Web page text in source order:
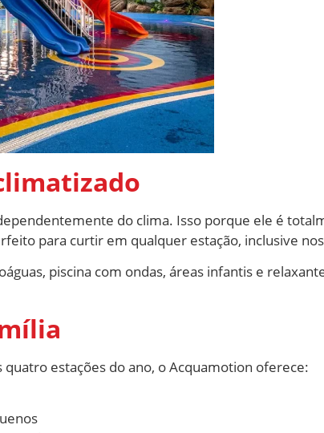
do clima. Isso porque ele é
para curtir em qualquer estação, inclusive
piscina com ondas, áreas infantis e
estações do ano, o Acquamotion oferece: